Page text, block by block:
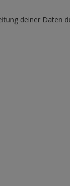
deiner Daten